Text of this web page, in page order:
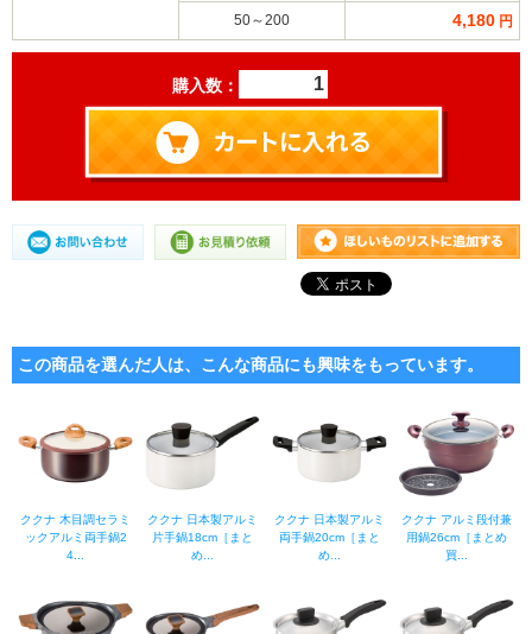
50～200 4,180 円
購入数：
この商品を選んだ人は、こんな商品にも興味をもっています。
ククナ 木目調セラミ
ックアルミ両手鍋2
4...
ククナ 日本製アルミ
片手鍋18cm［まと
め...
ククナ 日本製アルミ
両手鍋20cm［まと
め...
ククナ アルミ段付兼
用鍋26cm［まとめ
買...